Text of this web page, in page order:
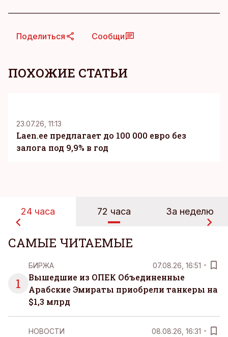
Поделиться Сообщи
ПОХОЖИЕ СТАТЬИ
23.07.26, 11:13
Laen.ee предлагает до 100 000 евро без
залога под 9,9% в год
24 часа 72 часа За неделю
САМЫЕ ЧИТАЕМЫЕ
1
БИРЖА 07.08.26, 16:51
Вышедшие из ОПЕК Объединенные
Арабские Эмираты приобрели танкеры на
$1,3 млрд
НОВОСТИ 08.08.26, 16:31